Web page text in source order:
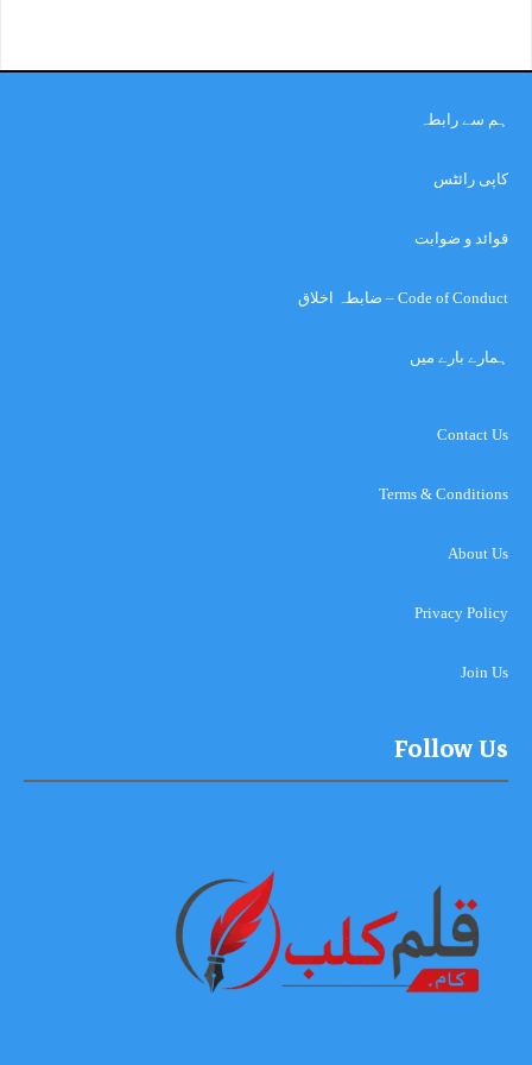
ہم سے رابطہ
کاپی رائٹس
قوائد و ضوابت
Code of Conduct – ضابطہ اخلاق
ہمارے بارے میں
Contact Us
Terms & Conditions
About Us
Privacy Policy
Join Us
Follow Us